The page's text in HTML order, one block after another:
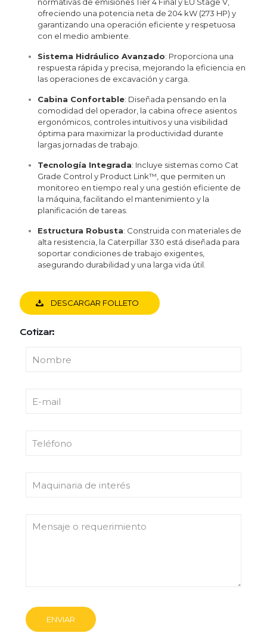
normativas de emisiones Tier 4 Final y EU Stage V,
ofreciendo una potencia neta de 204 kW (273 HP) y
garantizando una operación eficiente y respetuosa
con el medio ambiente.
Sistema Hidráulico Avanzado: Proporciona una
respuesta rápida y precisa, mejorando la eficiencia en
las operaciones de excavación y carga.
Cabina Confortable: Diseñada pensando en la
comodidad del operador, la cabina ofrece asientos
ergonómicos, controles intuitivos y una visibilidad
óptima para maximizar la productividad durante
largas jornadas de trabajo.
Tecnología Integrada: Incluye sistemas como Cat
Grade Control y Product Link™, que permiten un
monitoreo en tiempo real y una gestión eficiente de
la máquina, facilitando el mantenimiento y la
planificación de tareas.
Estructura Robusta: Construida con materiales de
alta resistencia, la Caterpillar 330 está diseñada para
soportar condiciones de trabajo exigentes,
asegurando durabilidad y una larga vida útil.
DESCARGAR FOLLETO
Cotizar: